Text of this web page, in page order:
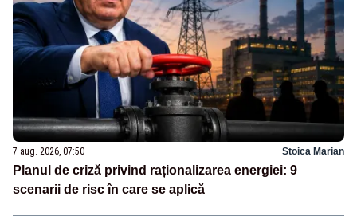
7 aug. 2026, 07:50 Stoica Marian
Planul de criză privind raționalizarea energiei: 9
scenarii de risc în care se aplică